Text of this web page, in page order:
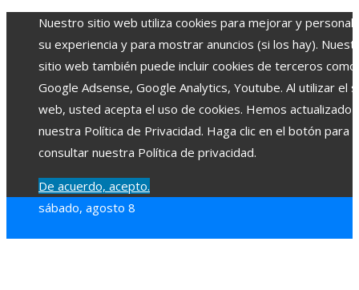
Nuestro sitio web utiliza cookies para mejorar y
su experiencia y para mostrar anuncios (si los hay).
sitio web también puede incluir cookies de terceros como
Google Adsense, Google Analytics, Youtube. Al utilizar el
web, usted acepta el uso de cookies. Hemos actualizado
nuestra Política de Privacidad. Haga clic en el botón para
consultar nuestra Política de privacidad.
De acuerdo, acepto.
sábado, agosto 8